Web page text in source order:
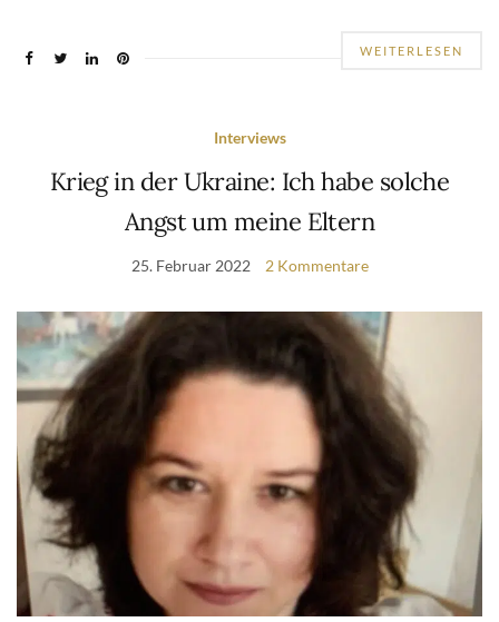
WEITERLESEN
Interviews
Krieg in der Ukraine: Ich habe solche
Angst um meine Eltern
25. Februar 2022 2 Kommentare